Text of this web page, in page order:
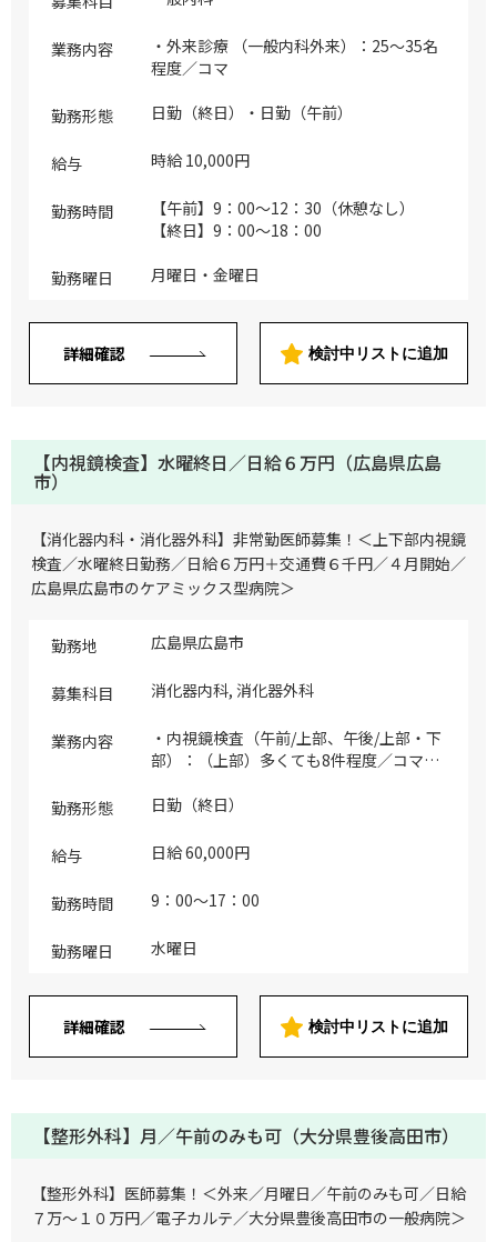
業務内容
・外来診療 （一般内科外来）：25～35名
程度／コマ
勤務形態 日勤（終日）・日勤（午前）
給与 時給 10,000円
勤務時間
【午前】9：00～12：30（休憩なし）
【終日】9：00～18：00
勤務曜日 月曜日・金曜日
詳細確認 検討中リストに追加
【内視鏡検査】水曜終日／日給６万円（広島県広島
市）
【消化器内科・消化器外科】非常勤医師募集！＜上下部内視鏡
検査／水曜終日勤務／日給６万円＋交通費６千円／４月開始／
広島県広島市のケアミックス型病院＞
勤務地 広島県広島市
募集科目 消化器内科, 消化器外科
業務内容
・内視鏡検査（午前/上部、午後/上部・下
部）：（上部）多くても8件程度／コマ
的に他の曜日対応で間に合うことが多いた
が、稀にご対応いただく場合もございます
願いいたします ※休憩中（120分）は、院
たり、外出されていたりご自由にお過ごし
ください ※内視鏡メーカー：富士フィル
勤務形態 日勤（終日）
給与 日給 60,000円
勤務時間 9：00～17：00
勤務曜日 水曜日
詳細確認 検討中リストに追加
【整形外科】月／午前のみも可（大分県豊後高田市）
【整形外科】医師募集！＜外来／月曜日／午前のみも可／日給
７万～１０万円／電子カルテ／大分県豊後高田市の一般病院＞